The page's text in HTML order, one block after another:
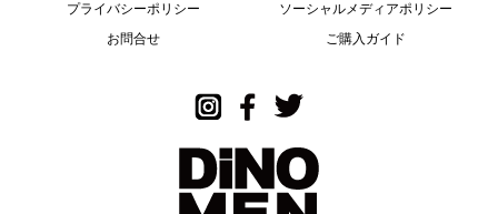
プライバシーポリシー
ソーシャルメディアポリシー
お問合せ
ご購入ガイド